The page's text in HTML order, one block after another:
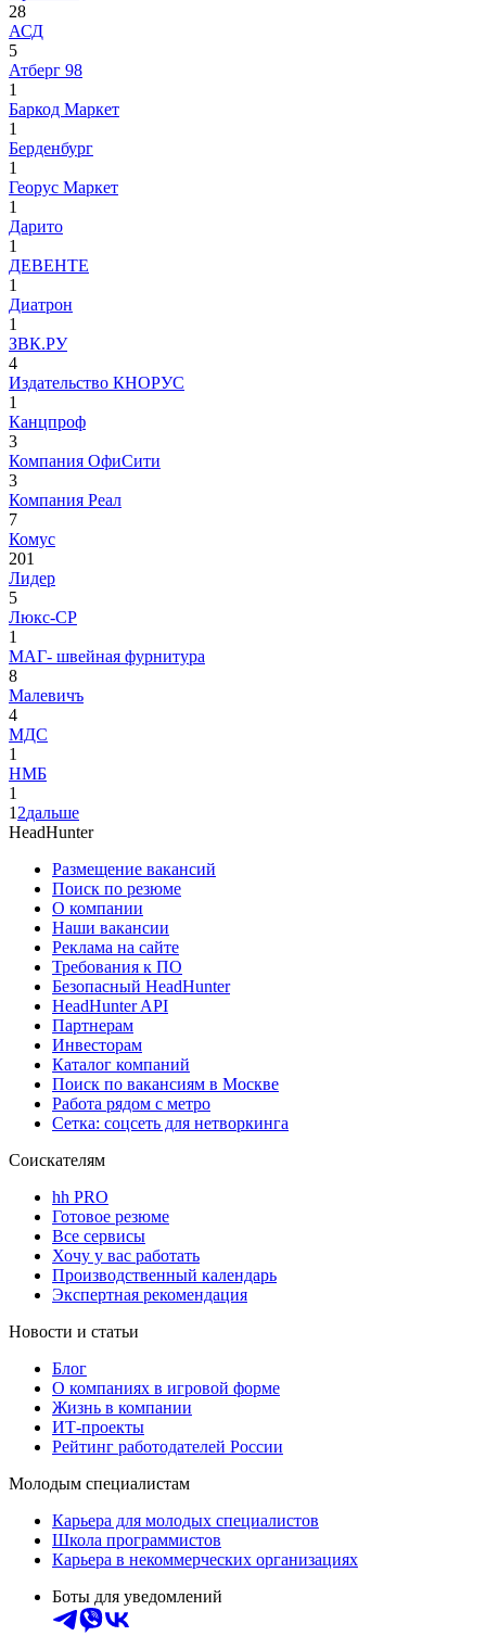
28
АСД
5
Атберг 98
1
Баркод Маркет
1
Берденбург
1
Георус Маркет
1
Дарито
1
ДЕВЕНТЕ
1
Диатрон
1
ЗВК.РУ
4
Издательство КНОРУС
1
Канцпроф
3
Компания ОфиСити
3
Компания Реал
7
Комус
201
Лидер
5
Люкс-СР
1
МАГ- швейная фурнитура
8
Малевичъ
4
МДС
1
НМБ
1
1 2дальше
HeadHunter
Размещение вакансий
Поиск по резюме
О компании
Наши вакансии
Реклама на сайте
Требования к ПО
Безопасный HeadHunter
HeadHunter API
Партнерам
Инвесторам
Каталог компаний
Поиск по вакансиям в Москве
Работа рядом с метро
Сетка: соцсеть для нетворкинга
Соискателям
hh PRO
Готовое резюме
Все сервисы
Хочу у вас работать
Производственный календарь
Экспертная рекомендация
Новости и статьи
Блог
О компаниях в игровой форме
Жизнь в компании
ИТ-проекты
Рейтинг работодателей России
Молодым специалистам
Карьера для молодых специалистов
Школа программистов
Карьера в некоммерческих организациях
Боты для уведомлений